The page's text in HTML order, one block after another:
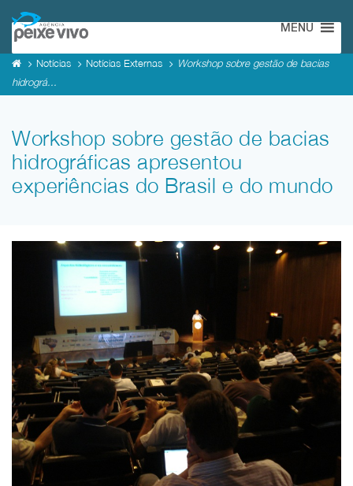
MENU
Notícias Notícias Externas
Workshop sobre gestão de bacias
hidrográ...
Workshop sobre gestão de bacias
hidrográficas apresentou
experiências do Brasil e do mundo